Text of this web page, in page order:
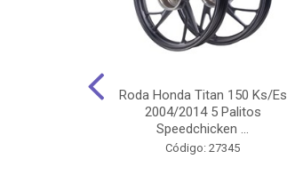
Roda Honda Titan 150 Ks/Es
2004/2014 5 Palitos
Speedchicken ...
Código: 27345